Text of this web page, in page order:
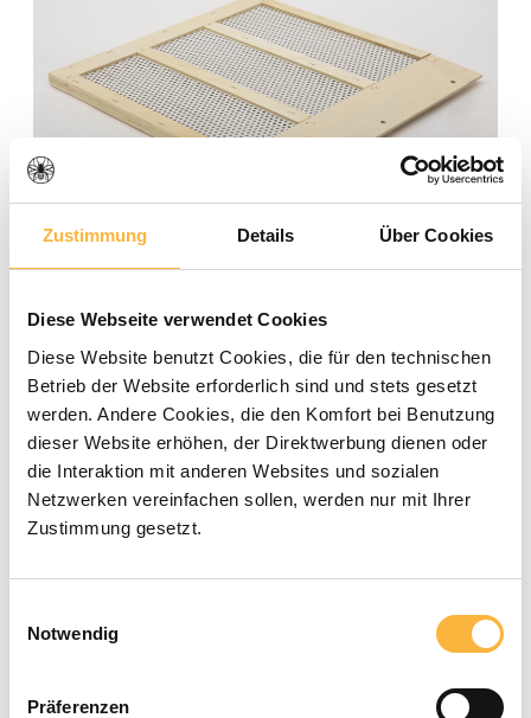
Zustimmung Details Über Cookies
Diese Webseite verwendet Cookies
Diese Website benutzt Cookies, die für den technischen
Betrieb der Website erforderlich sind und stets gesetzt
werden. Andere Cookies, die den Komfort bei Benutzung
dieser Website erhöhen, der Direktwerbung dienen oder
die Interaktion mit anderen Websites und sozialen
Netzwerken vereinfachen sollen, werden nur mit Ihrer
Zustimmung gesetzt.
Notwendig
Präferenzen
27,40 €*
Prix TTC, frais de livraison en sus
Disponible dans le délai de livraison
indiqué